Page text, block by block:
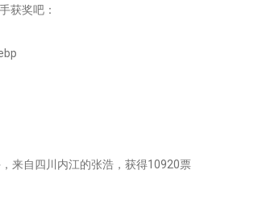
获奖吧：
来自四川内江的张浩，获得10920票